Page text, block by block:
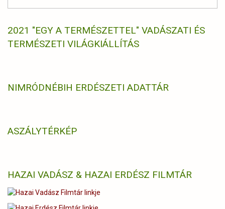
2021 "EGY A TERMÉSZETTEL" VADÁSZATI ÉS
TERMÉSZETI VILÁGKIÁLLÍTÁS
NIMRÓDNÉBIH ERDÉSZETI ADATTÁR
ASZÁLYTÉRKÉP
HAZAI VADÁSZ & HAZAI ERDÉSZ FILMTÁR